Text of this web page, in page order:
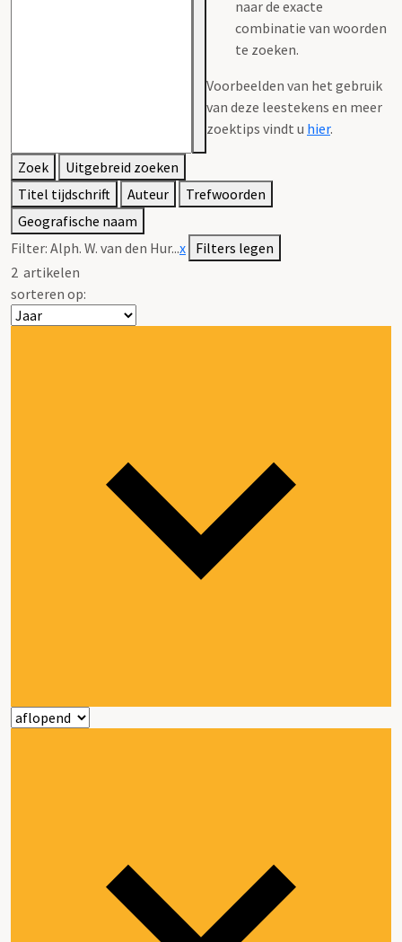
naar de exacte
combinatie van woorden
te zoeken.
Voorbeelden van het gebruik
van deze leestekens en meer
zoektips vindt u hier.
Zoek
Uitgebreid zoeken
Titel tijdschrift
Auteur
Trefwoorden
Geografische naam
Filter: Alph. W. van den Hur...x Filters legen
2 artikelen
sorteren op: